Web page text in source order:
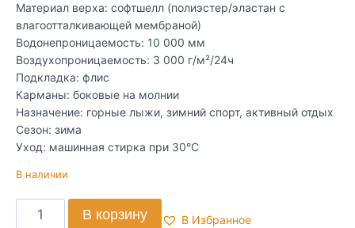
Материал верха: софтшелл (полиэстер/эластан c
влагоотталкивающей мембраной)
Водонепроницаемость: 10 000 мм
Воздухопроницаемость: 3 000 г/м²/24ч
Подкладка: флис
Карманы: боковые на молнии
Назначение: горные лыжи, зимний спорт, активный отдых
Сезон: зима
Уход: машинная стирка при 30°C
В наличии
В корзину В Избранное